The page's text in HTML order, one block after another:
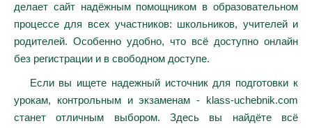
делает сайт надёжным помощником в образовательном
процессе для всех участников: школьников, учителей и
родителей. Особенно удобно, что всё доступно онлайн
без регистрации и в свободном доступе.
Если вы ищете надежный источник для подготовки к
урокам, контрольным и экзаменам - klass-uchebnik.com
станет отличным выбором. Здесь вы найдёте всё